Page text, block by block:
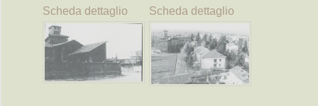
Scheda dettaglio Scheda dettaglio